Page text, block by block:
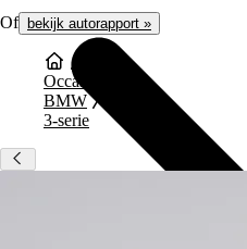
Of bekijk autorapport »
Occasions
BMW
3-serie